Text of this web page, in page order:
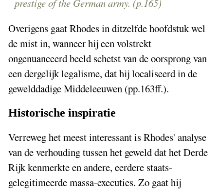
prestige of the German army. (p.165)
Overigens gaat Rhodes in ditzelfde hoofdstuk wel
de mist in, wanneer hij een volstrekt
ongenuanceerd beeld schetst van de oorsprong van
een dergelijk legalisme, dat hij localiseerd in de
gewelddadige Middeleeuwen (pp.163ff.).
Historische inspiratie
Verreweg het meest interessant is Rhodes' analyse
van de verhouding tussen het geweld dat het Derde
Rijk kenmerkte en andere, eerdere staats-
gelegitimeerde massa-executies. Zo gaat hij